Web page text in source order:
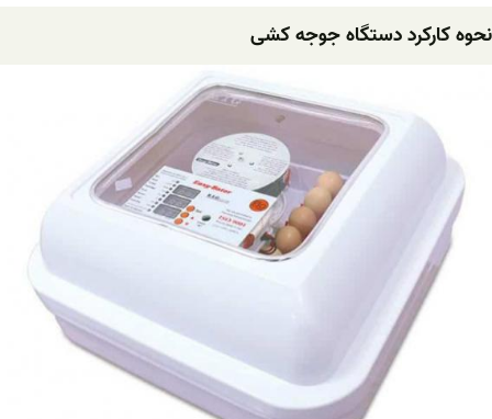
نحوه کارکرد دستگاه جوجه کشی